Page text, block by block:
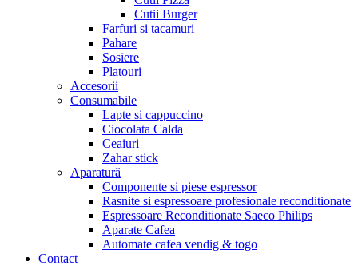
Cutii Burger
Farfuri si tacamuri
Pahare
Sosiere
Platouri
Accesorii
Consumabile
Lapte si cappuccino
Ciocolata Calda
Ceaiuri
Zahar stick
Aparatură
Componente si piese espressor
Rasnite si espressoare profesionale reconditionate
Espressoare Reconditionate Saeco Philips
Aparate Cafea
Automate cafea vendig & togo
Contact